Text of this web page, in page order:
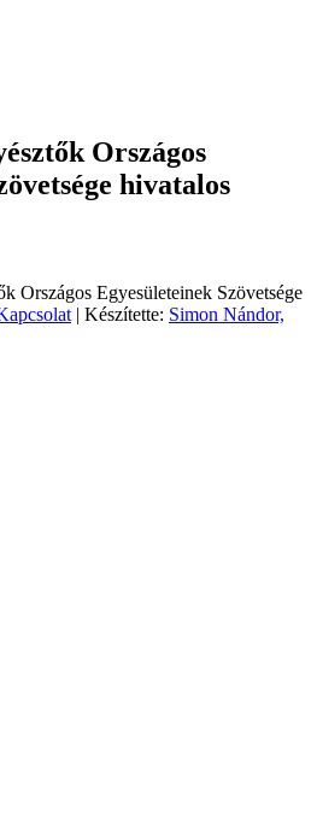
Országos
hivatalos
Országos Egyesületeinek Szövetsége
| Készítette: Simon Nándor,